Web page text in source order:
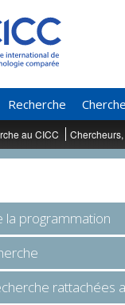
Recherche
au CICC
la programmation
rattachées